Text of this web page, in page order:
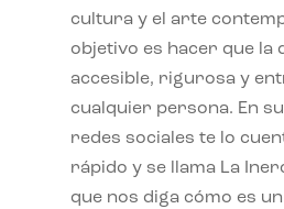
cultura y el arte
objetivo es hacer que la
accesible, rigurosa y
cualquier persona. En
redes sociales te lo
rápido y se llama La
que nos diga cómo es